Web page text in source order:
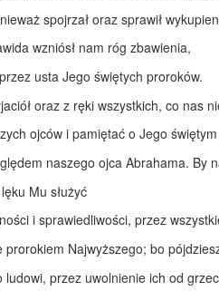
spojrzał oraz sprawił
wzniósł nam róg zbawienia,
usta Jego świętych proroków.
oraz z ręki wszystkich, co nas
ojców i pamiętać o Jego
naszego ojca Abrahama. By
Mu służyć
i sprawiedliwości, przez
Najwyższego; bo
przez uwolnienie ich od